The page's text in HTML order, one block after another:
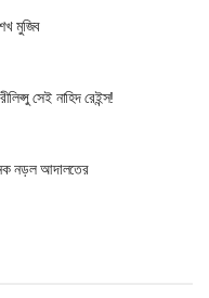
মুজিব
সেই নাহিদ রেইন্স!
নড়ল আদালতের